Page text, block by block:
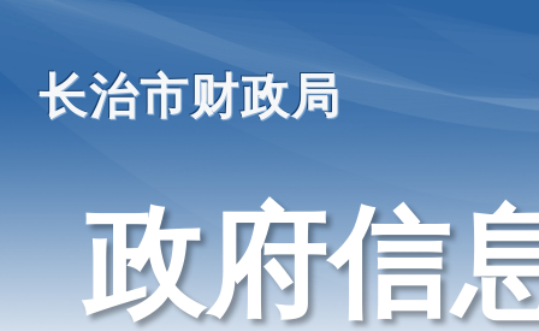
长治市财政局
政府信